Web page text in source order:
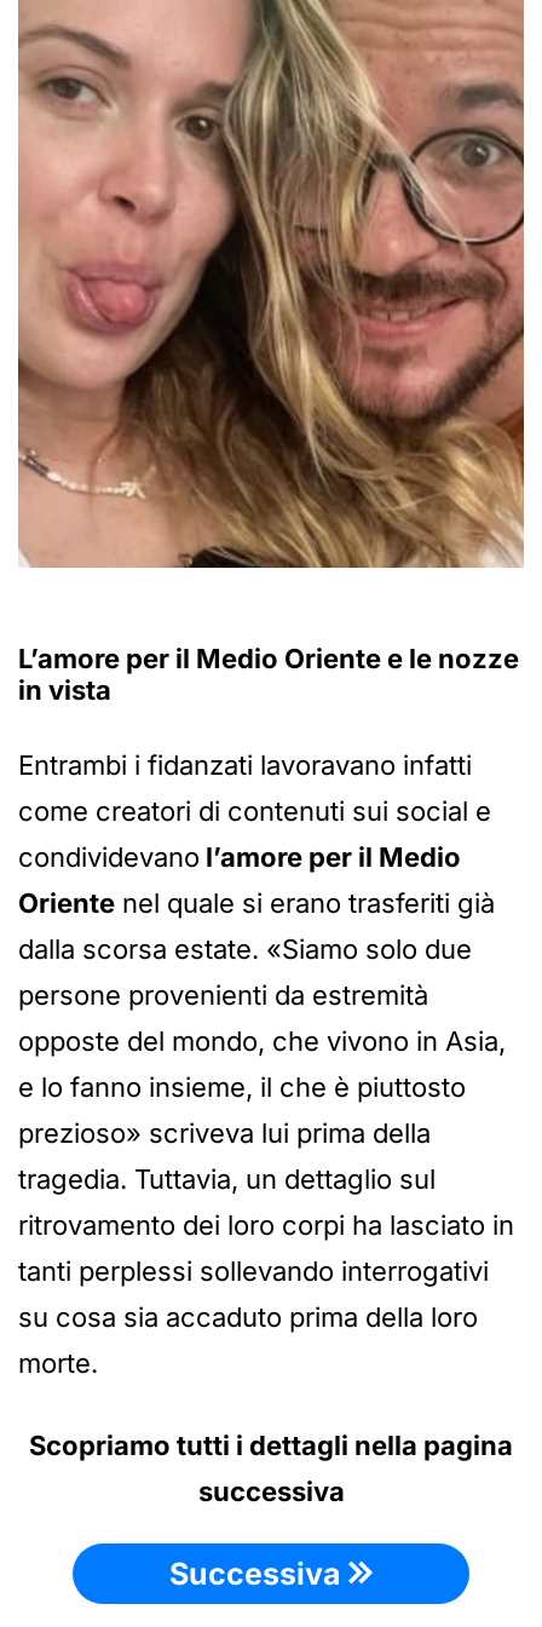
L’amore per il Medio Oriente e le nozze
in vista
Entrambi i fidanzati lavoravano infatti
come creatori di contenuti sui social e
condividevano l’amore per il Medio
Oriente nel quale si erano trasferiti già
dalla scorsa estate. «Siamo solo due
persone provenienti da estremità
opposte del mondo, che vivono in Asia,
e lo fanno insieme, il che è piuttosto
prezioso» scriveva lui prima della
tragedia. Tuttavia, un dettaglio sul
ritrovamento dei loro corpi ha lasciato in
tanti perplessi sollevando interrogativi
su cosa sia accaduto prima della loro
morte.
Scopriamo tutti i dettagli nella pagina
successiva
Successiva